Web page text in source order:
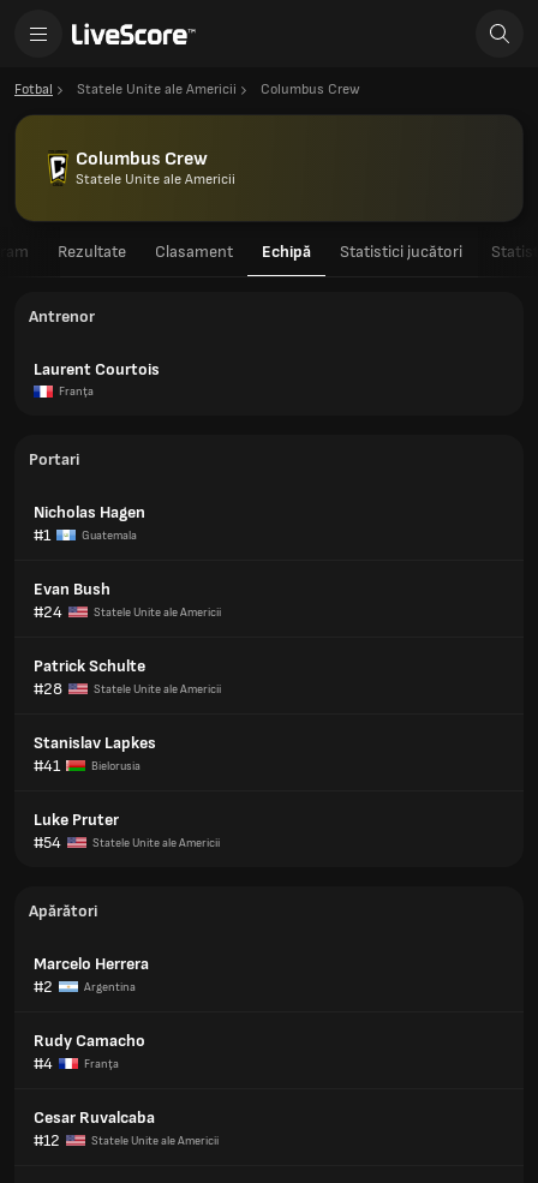
Fotbal Statele Unite ale Americii Columbus Crew
Columbus Crew
Statele Unite ale Americii
Rezultate Clasament Echipă Statistici jucători
Antrenor
Laurent Courtois
Franţa
Portari
Nicholas Hagen
#1
Guatemala
Evan Bush
#24
Statele Unite ale Americii
Patrick Schulte
#28
Statele Unite ale Americii
Stanislav Lapkes
#41
Bielorusia
Luke Pruter
#54
Statele Unite ale Americii
Apărători
Marcelo Herrera
#2
Argentina
Rudy Camacho
#4
Franţa
Cesar Ruvalcaba
#12
Statele Unite ale Americii